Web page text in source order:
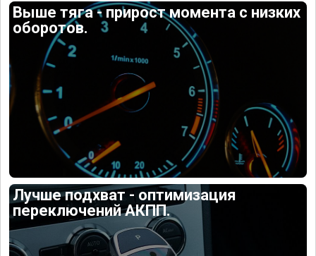
Выше тяга - прирост момента с низких
оборотов.
Лучше подхват - оптимизация
переключений АКПП.